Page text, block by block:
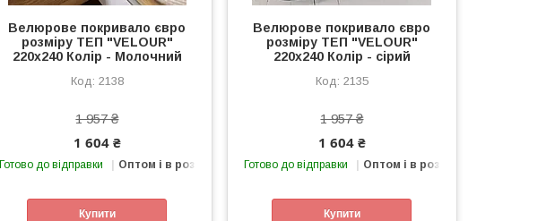
Велюрове покривало євро
розміру ТЕП "VELOUR"
220x240 Колір - Молочний
2138
1 957 ₴
1 604 ₴
Готово до відправки Оптом і в роздріб
Купити
Велюрове покривало євро
розміру ТЕП "VELOUR"
220x240 Колір - сірий
2135
1 957 ₴
1 604 ₴
Готово до відправки Оптом і в роздріб
Купити